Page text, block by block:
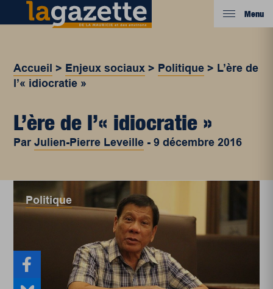
Menu
Accueil > Enjeux sociaux > Politique > L’ère de
l’« idiocratie »
L’ère de l’« idiocratie »
ParJulien-Pierre Leveille -9 décembre 2016
Politique